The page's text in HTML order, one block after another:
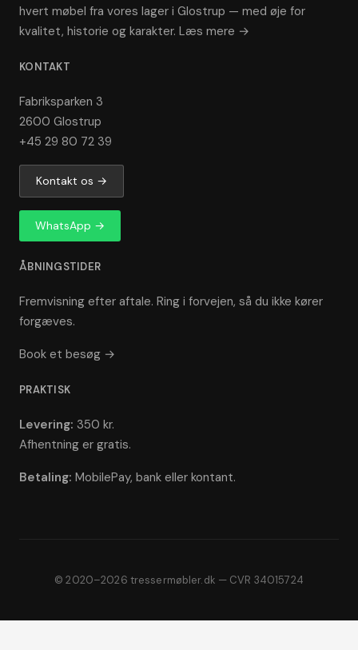
hvert møbel fra vores lager i Glostrup — med øje for
kvalitet, historie og karakter. Læs mere →
KONTAKT
Fabriksparken 3
2600 Glostrup
+45 29 80 72 39
Kontakt os →
WhatsApp →
ÅBNINGSTIDER
Fremvisning efter aftale. Ring i forvejen, så du ikke kører
forgæves.
Book et besøg →
PRAKTISK
Levering: 350 kr.
Afhentning er gratis.
Betaling: MobilePay, bank eller kontant.
© 2020–2026 tressermøbler.dk — CVR 34015724